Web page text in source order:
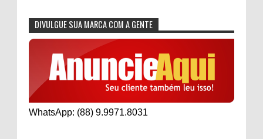
DIVULGUE SUA MARCA COM A GENTE
WhatsApp: (88) 9.9971.8031